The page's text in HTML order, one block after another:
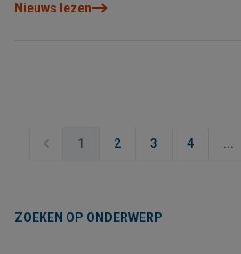
ontworpen, maar ook voor de toekomst.
Nieuws lezen
1 2 3 4 ...
ZOEKEN OP ONDERWERP